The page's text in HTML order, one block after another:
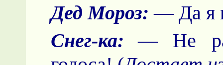
Дед Мороз: — Да я
Снег-ка:
— Не